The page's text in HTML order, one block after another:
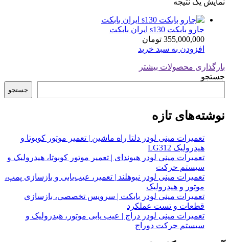
نمایش یک نتیجه
جارو بابکت s130 ایران بابکت
355,000,000 تومان
افزودن به سبد خرید
بارگذاری محصولات بیشتر
جستجو
جستجو
نوشته‌های تازه
تعمیرات مینی لودر دلتا راه ماشین | تعمیر موتور کوبوتا و
هیدرولیک LG312
تعمیرات مینی لودر هیوندای | تعمیر موتور کوبوتا، هیدرولیک و
سیستم حرکت
تعمیرات مینی لودر نیوهلند | تعمیر، عیب‌یابی و بازسازی پمپ،
موتور و هیدرولیک
تعمیرات مینی لودر بابکت | سرویس تخصصی، بازسازی
قطعات و تست عملکرد
تعمیرات مینی لودر دراج | عیب یابی موتور، هیدرولیک و
سیستم حرکت دوراج